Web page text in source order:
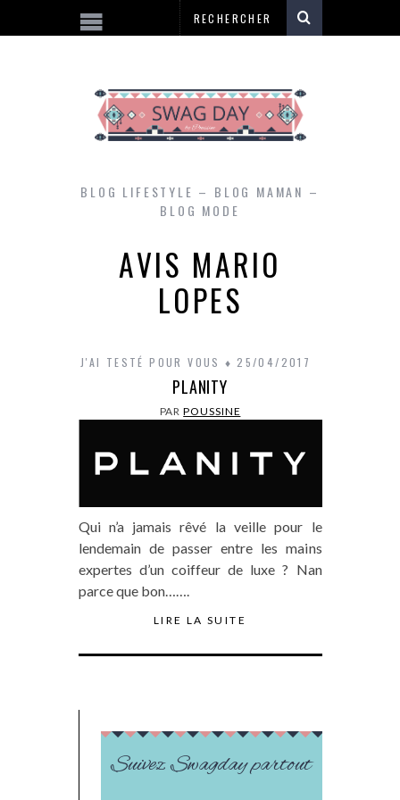
BLOG LIFESTYLE – BLOG MAMAN –
BLOG MODE
AVIS MARIO
LOPES
J'AI TESTÉ POUR VOUS 25/04/2017
PLANITY
PARPOUSSINE
Qui n’a jamais rêvé la veille pour le
lendemain de passer entre les mains
expertes d’un coiffeur de luxe ? Nan
parce que bon…….
LIRE LA SUITE
Suivez Swagday partout